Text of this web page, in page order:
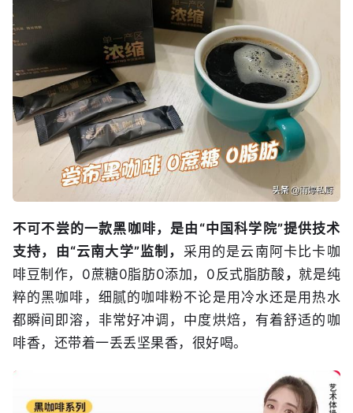
不可不尝的一款黑咖啡，是由“中国科学院”提供技术
支持，由“云南大学”监制， 采用的是云南阿卡比卡咖
啡豆制作，0蔗糖0脂肪0添加，0反式脂肪酸 ， 就是纯
粹的黑咖啡，细腻的咖啡粉不论是用冷水还是用热水
都瞬间即溶，非常好冲调，中度烘焙，有着舒适的咖
啡香，还带着一丢丢坚果香，很好喝。